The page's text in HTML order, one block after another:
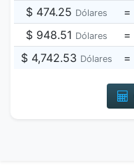
$ 474.25 Dólares =
$ 948.51 Dólares =
$ 4,742.53 Dólares =